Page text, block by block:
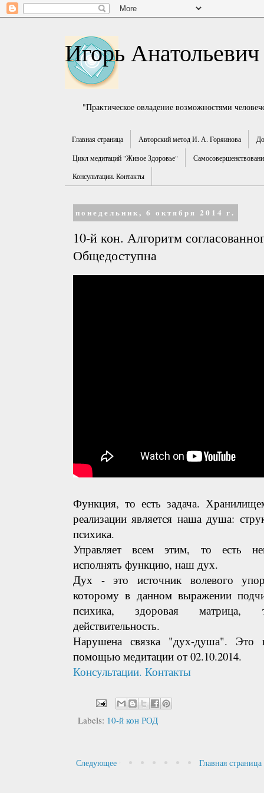
Игорь
"Практическое овладение возможностями
Главная страница Авторский метод И. А. Горяинова
Цикл медитаций "Живое Здоровье"
Консультации. Контакты
понедельник, 6 октября 2014 г.
10-й кон. Алгоритм
Общедоступна
Функция, то есть задача.
реализации является наша душа:
психика.
Управляет всем этим, то есть
исполнять функцию, наш дух.
Дух - это источник волевого
которому в данном выражении
психика, здоровая
действительность.
Нарушена связка "дух-душа". Это
помощью медитации от 02.10.2014.
Консультации. Контакты
Labels: 10-й кон РОД
Следующее Главная страница